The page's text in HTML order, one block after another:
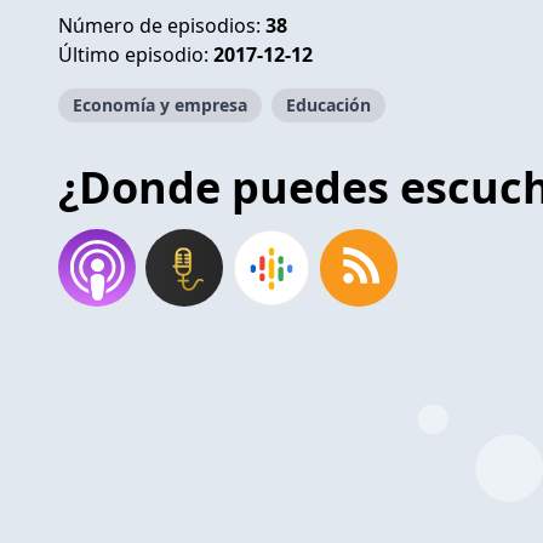
Número de episodios: 38
Último episodio: 2017-12-12
Economía y empresa Educación
¿Donde puedes